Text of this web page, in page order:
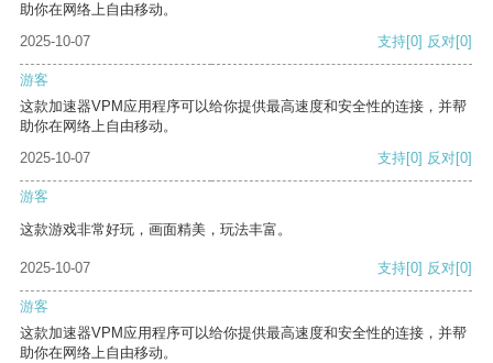
助你在网络上自由移动。
2025-10-07
支持[0] 反对[0]
游客
这款加速器VPM应用程序可以给你提供最高速度和安全性的连接，并帮
助你在网络上自由移动。
2025-10-07
支持[0] 反对[0]
游客
这款游戏非常好玩，画面精美，玩法丰富。
2025-10-07 支持[0] 反对[0]
游客
这款加速器VPM应用程序可以给你提供最高速度和安全性的连接，并帮
助你在网络上自由移动。